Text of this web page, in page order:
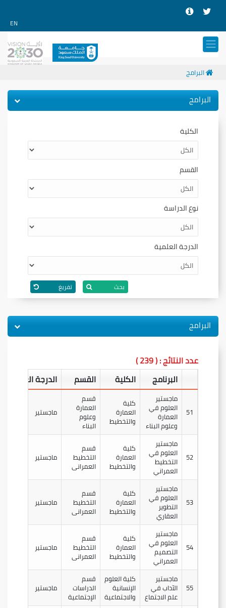
EN
البرامج
البرامج
الكلية
القسم
نوع الدراسة
الدرجة العلمية
بحث تفريغ
البرامج
عدد النتائج : ( 239 )
البرنامج
الكلية القسم الدرجة العلمية
51
ماجستير
العلوم في
العمارة
وعلوم البناء
كلية
العمارة
والتخطيط
قسم
العمارة
وعلوم
البناء
ماجستير
52
ماجستير
العلوم في
التخطيط
العمراني
كلية
العمارة
والتخطيط
قسم
التخطيط
العمرانى
ماجستير
53
ماجستير
العلوم في
التطوير
العقاري
كلية
العمارة
والتخطيط
قسم
التخطيط
العمرانى
ماجستير
54
ماجستير
العلوم في
التصميم
العمراني
كلية
العمارة
والتخطيط
قسم
التخطيط
العمرانى
ماجستير
55
ماجستير
الآداب في
علم الاجتماع
كلية العلوم
الإنسانية
والاجتماعية
قسم
الدراسات
الإجتماعية
ماجستير